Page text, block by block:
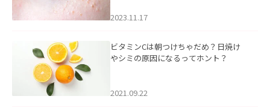
2023.11.17
ビタミンCは朝つけちゃだめ？日焼け
やシミの原因になるってホント？
2021.09.22